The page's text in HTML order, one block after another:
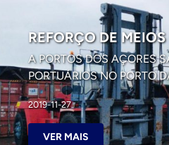
REFORÇO DE
A PORTOS DOS AÇORES
PORTUÁRIOS NO PORTO
2019-11-27
VER MAIS